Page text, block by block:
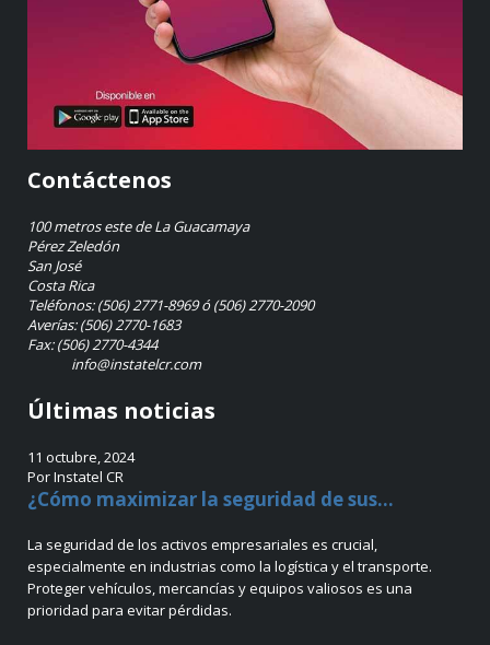
Contáctenos
100 metros este de La Guacamaya
Pérez Zeledón
San José
Costa Rica
Teléfonos: (506) 2771-8969 ó (506) 2770-2090
Averías: (506) 2770-1683
Fax: (506) 2770-4344
info@instatelcr.com
Últimas noticias
11 octubre, 2024
Por Instatel CR
¿Cómo maximizar la seguridad de sus...
La seguridad de los activos empresariales es crucial,
especialmente en industrias como la logística y el transporte.
Proteger vehículos, mercancías y equipos valiosos es una
prioridad para evitar pérdidas.